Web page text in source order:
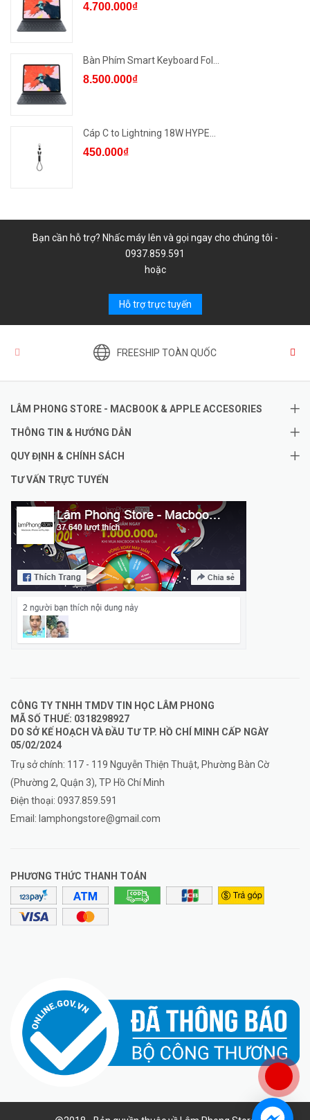
4.700.000₫
Bàn Phím Smart Keyboard Fol...
8.500.000₫
Cáp C to Lightning 18W HYPE...
450.000₫
Bạn cần hỗ trợ? Nhấc máy lên và gọi ngay cho chúng tôi -
0937.859.591
hoặc
Hỗ trợ trực tuyến
FREESHIP TOÀN QUỐC
LÂM PHONG STORE - MACBOOK & APPLE ACCESORIES
THÔNG TIN & HƯỚNG DẪN
QUY ĐỊNH & CHÍNH SÁCH
TƯ VẤN TRỰC TUYẾN
CÔNG TY TNHH TMDV TIN HỌC LÂM PHONG
MÃ SỐ THUẾ: 0318298927
DO SỞ KẾ HOẠCH VÀ ĐẦU TƯ TP. HỒ CHÍ MINH CẤP NGÀY
05/02/2024
Trụ sở chính: 117 - 119 Nguyễn Thiện Thuật, Phường Bàn Cờ
(Phường 2, Quận 3), TP Hồ Chí Minh
Điện thoại: 0937.859.591
Email: lamphongstore@gmail.com
PHƯƠNG THỨC THANH TOÁN